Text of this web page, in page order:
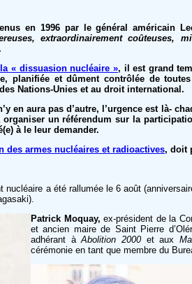
en 1996 par le général américain
extraordinairement coûteuses,
« dissuasion nucléaire », il est grand
planifiée et dûment contrôlée de
Nations-Unies et au droit international.
en aura pas d’autre, l’urgence est là-
organiser un référendum sur la
à le leur demander.
des armes nucléaires et radioactives, doit
a été rallumée le 6 août
Patrick Moquay, ex-président de la
et ancien maire de Saint Pierre
adhérant àAbolition 2000et aux
cérémonie en tant que membre du